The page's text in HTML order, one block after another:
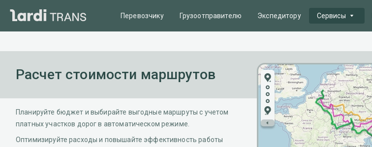
Перевозчику Грузоотправителю Экспедитору Сервисы
Автопарк
AI Инструменты
Зона надежности
Тендеры
Расчет стоимости маршрутов
Планируйте бюджет и выбирайте выгодные маршруты с учетом
платных участков дорог в автоматическом режиме.
Оптимизируйте расходы и повышайте эффективность работы